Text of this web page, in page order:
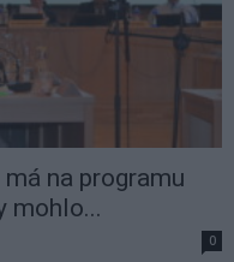
na programu
mohlo...
0